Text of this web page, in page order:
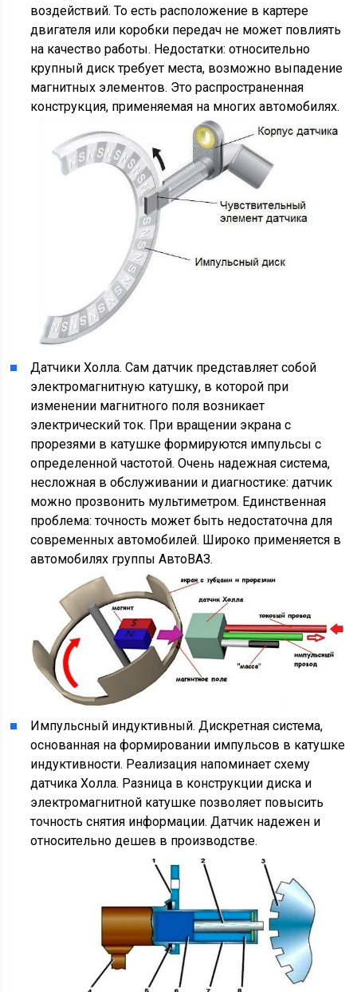
воздействий. То есть расположение в картере
двигателя или коробки передач не может повлиять
на качество работы. Недостатки: относительно
крупный диск требует места, возможно выпадение
магнитных элементов. Это распространенная
конструкция, применяемая на многих автомобилях.
Датчики Холла. Сам датчик представляет собой
электромагнитную катушку, в которой при
изменении магнитного поля возникает
электрический ток. При вращении экрана с
прорезями в катушке формируются импульсы с
определенной частотой. Очень надежная система,
несложная в обслуживании и диагностике: датчик
можно прозвонить мультиметром. Единственная
проблема: точность может быть недостаточна для
современных автомобилей. Широко применяется в
автомобилях группы АвтоВАЗ.
Импульсный индуктивный. Дискретная система,
основанная на формировании импульсов в катушке
индуктивности. Реализация напоминает схему
датчика Холла. Разница в конструкции диска и
электромагнитной катушке позволяет повысить
точность снятия информации. Датчик надежен и
относительно дешев в производстве.